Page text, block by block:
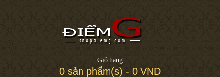
Giỏ hàng
0 sản phẩm(s) - 0 VND